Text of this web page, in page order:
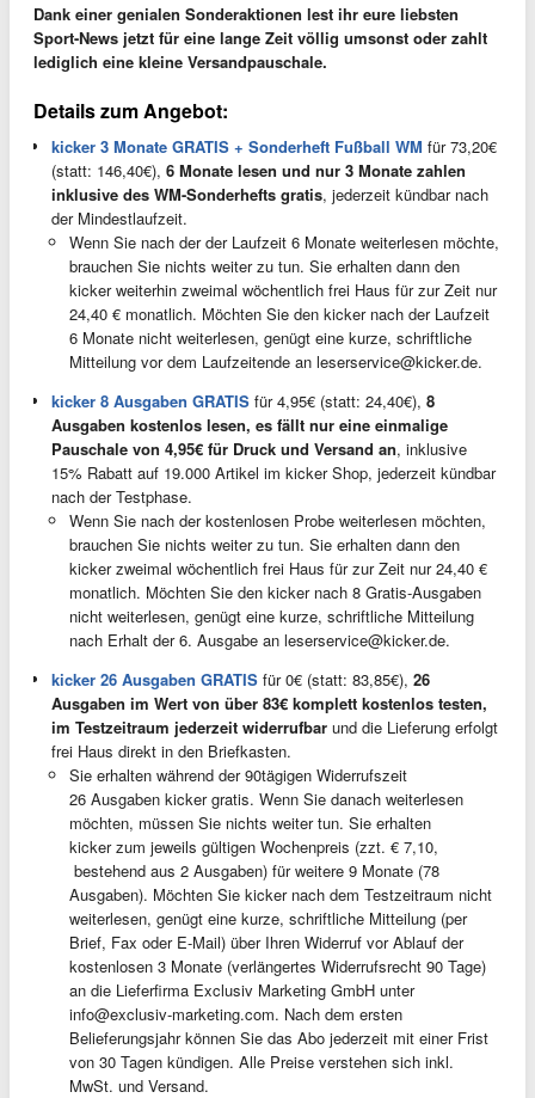
Dank einer genialen Sonderaktionen lest ihr eure liebsten
Sport-News jetzt für eine lange Zeit völlig umsonst oder zahlt
lediglich eine kleine Versandpauschale.
Details zum Angebot:
kicker 3 Monate GRATIS + Sonderheft Fußball WM für 73,20€
(statt: 146,40€), 6 Monate lesen und nur 3 Monate zahlen
inklusive des WM-Sonderhefts gratis, jederzeit kündbar nach
der Mindestlaufzeit.
Wenn Sie nach der der Laufzeit 6 Monate weiterlesen möchte,
brauchen Sie nichts weiter zu tun. Sie erhalten dann den
kicker weiterhin zweimal wöchentlich frei Haus für zur Zeit nur
24,40 € monatlich. Möchten Sie den kicker nach der Laufzeit
6 Monate nicht weiterlesen, genügt eine kurze, schriftliche
Mitteilung vor dem Laufzeitende an leserservice@kicker.de.
kicker 8 Ausgaben GRATIS für 4,95€ (statt: 24,40€), 8
Ausgaben kostenlos lesen, es fällt nur eine einmalige
Pauschale von 4,95€ für Druck und Versand an, inklusive
15% Rabatt auf 19.000 Artikel im kicker Shop, jederzeit kündbar
nach der Testphase.
Wenn Sie nach der kostenlosen Probe weiterlesen möchten,
brauchen Sie nichts weiter zu tun. Sie erhalten dann den
kicker zweimal wöchentlich frei Haus für zur Zeit nur 24,40 €
monatlich. Möchten Sie den kicker nach 8 Gratis-Ausgaben
nicht weiterlesen, genügt eine kurze, schriftliche Mitteilung
nach Erhalt der 6. Ausgabe an leserservice@kicker.de.
kicker 26 Ausgaben GRATIS für 0€ (statt: 83,85€), 26
Ausgaben im Wert von über 83€ komplett kostenlos testen,
im Testzeitraum jederzeit widerrufbar und die Lieferung erfolgt
frei Haus direkt in den Briefkasten.
Sie erhalten während der 90tägigen Widerrufszeit
26 Ausgaben kicker gratis. Wenn Sie danach weiterlesen
möchten, müssen Sie nichts weiter tun. Sie erhalten
kicker zum jeweils gültigen Wochenpreis (zzt. € 7,10,
bestehend aus 2 Ausgaben) für weitere 9 Monate (78
Ausgaben). Möchten Sie kicker nach dem Testzeitraum nicht
weiterlesen, genügt eine kurze, schriftliche Mitteilung (per
Brief, Fax oder E-Mail) über Ihren Widerruf vor Ablauf der
kostenlosen 3 Monate (verlängertes Widerrufsrecht 90 Tage)
an die Lieferfirma Exclusiv Marketing GmbH unter
info@exclusiv-marketing.com. Nach dem ersten
Belieferungsjahr können Sie das Abo jederzeit mit einer Frist
von 30 Tagen kündigen. Alle Preise verstehen sich inkl.
MwSt. und Versand.